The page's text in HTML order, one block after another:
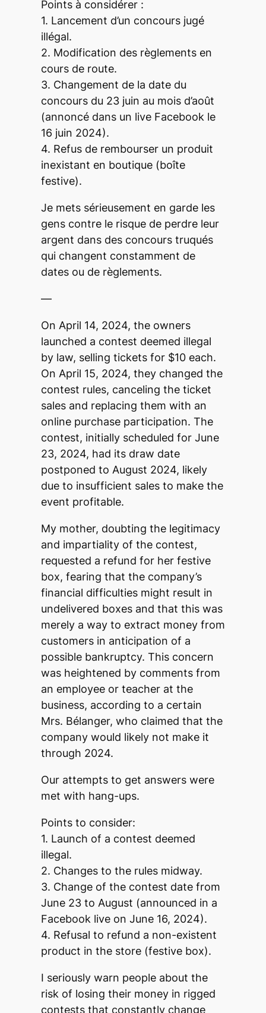
Points à considérer :
1. Lancement d’un concours jugé
illégal.
2. Modification des règlements en
cours de route.
3. Changement de la date du
concours du 23 juin au mois d’août
(annoncé dans un live Facebook le
16 juin 2024).
4. Refus de rembourser un produit
inexistant en boutique (boîte
festive).
Je mets sérieusement en garde les
gens contre le risque de perdre leur
argent dans des concours truqués
qui changent constamment de
dates ou de règlements.
—
On April 14, 2024, the owners
launched a contest deemed illegal
by law, selling tickets for $10 each.
On April 15, 2024, they changed the
contest rules, canceling the ticket
sales and replacing them with an
online purchase participation. The
contest, initially scheduled for June
23, 2024, had its draw date
postponed to August 2024, likely
due to insufficient sales to make the
event profitable.
My mother, doubting the legitimacy
and impartiality of the contest,
requested a refund for her festive
box, fearing that the company’s
financial difficulties might result in
undelivered boxes and that this was
merely a way to extract money from
customers in anticipation of a
possible bankruptcy. This concern
was heightened by comments from
an employee or teacher at the
business, according to a certain
Mrs. Bélanger, who claimed that the
company would likely not make it
through 2024.
Our attempts to get answers were
met with hang-ups.
Points to consider:
1. Launch of a contest deemed
illegal.
2. Changes to the rules midway.
3. Change of the contest date from
June 23 to August (announced in a
Facebook live on June 16, 2024).
4. Refusal to refund a non-existent
product in the store (festive box).
I seriously warn people about the
risk of losing their money in rigged
contests that constantly change